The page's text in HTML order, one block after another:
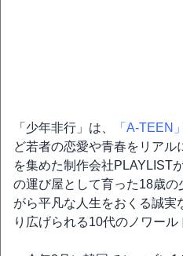
「少年非行」は、 「A-TEEN」
ど若者の恋愛や青春をリア
を集めた制作会社PLAYLIST
の運び屋として育った18歳
がら平凡な人生をおくる誠実
り広げられる10代のノワール